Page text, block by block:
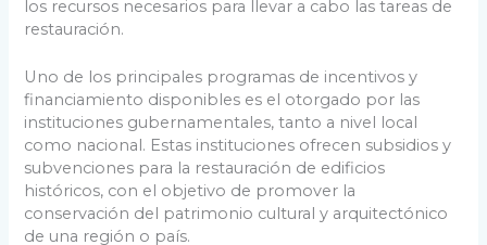
los recursos necesarios para llevar a cabo las tareas de
restauración.
Uno de los principales programas de incentivos y
financiamiento disponibles es el otorgado por las
instituciones gubernamentales, tanto a nivel local
como nacional. Estas instituciones ofrecen subsidios y
subvenciones para la restauración de edificios
históricos, con el objetivo de promover la
conservación del patrimonio cultural y arquitectónico
de una región o país.